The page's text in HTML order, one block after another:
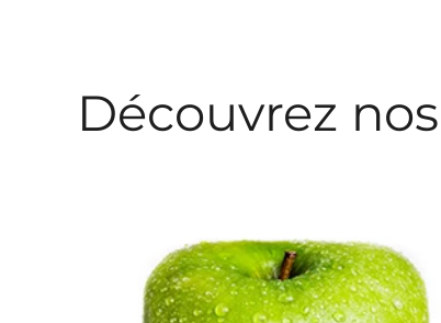
Découvrez